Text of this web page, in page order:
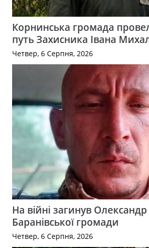
Корнинська громада
путь Захисника Івана
Четвер, 6 Серпня, 2026
На війні загинув
Баранівської громади
Четвер, 6 Серпня, 2026